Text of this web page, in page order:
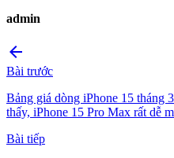
admin
arrow_back
Bài trước
Bảng giá dòng iPhone 15 tháng
thấy, iPhone 15 Pro Max rất dễ
Bài tiếp